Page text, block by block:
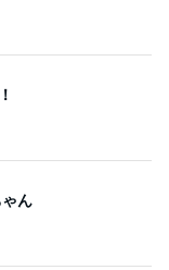
ん